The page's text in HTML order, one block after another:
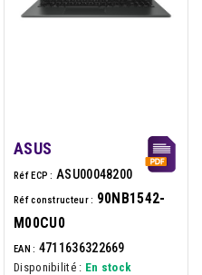
ASUS
Réf ECP : ASU00048200
Réf constructeur : 90NB1542-
M00CU0
EAN : 4711636322669
Disponibilité : En stock